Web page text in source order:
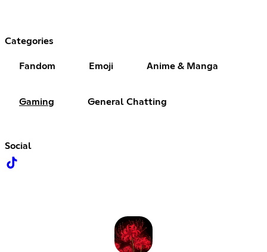
Categories
Fandom Emoji Anime & Manga
Gaming General Chatting
Social